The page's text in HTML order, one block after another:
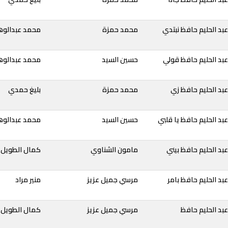
الحليم حافظ نبتدي محمد حمزة محمد
الحليم حافظ قولي حسين السيد محمد
الحليم حافظ زي محمد حمزة بليغ حمدي
الحليم حافظ يا قلبي حسين السيد محمد
الحليم حافظ بيني مامون الشناوي كمال الطويل
الحليم حافظ بامر مرسي جميل عزيز منير مراد
الحليم حافظ مرسي جميل عزيز كمال الطويل